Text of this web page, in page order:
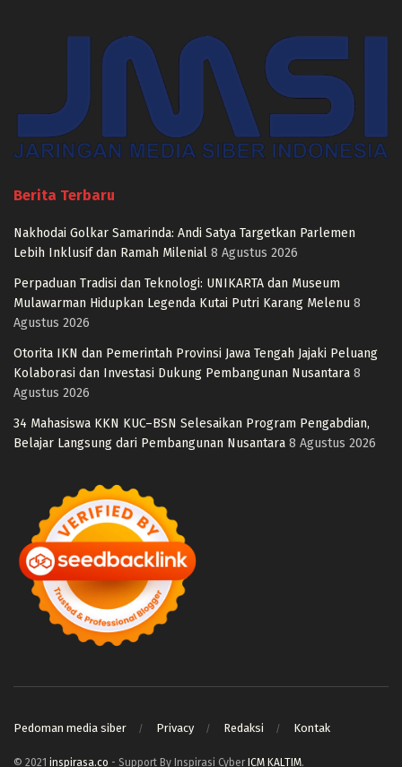
Berita Terbaru
Nakhodai Golkar Samarinda: Andi Satya Targetkan Parlemen
Lebih Inklusif dan Ramah Milenial 8 Agustus 2026
Perpaduan Tradisi dan Teknologi: UNIKARTA dan Museum
Mulawarman Hidupkan Legenda Kutai Putri Karang Melenu 8
Agustus 2026
Otorita IKN dan Pemerintah Provinsi Jawa Tengah Jajaki Peluang
Kolaborasi dan Investasi Dukung Pembangunan Nusantara 8
Agustus 2026
34 Mahasiswa KKN KUC–BSN Selesaikan Program Pengabdian,
Belajar Langsung dari Pembangunan Nusantara 8 Agustus 2026
Pedoman media siber Privacy Redaksi Kontak
© 2021 inspirasa.co - Support By Inspirasi Cyber ICM KALTIM.